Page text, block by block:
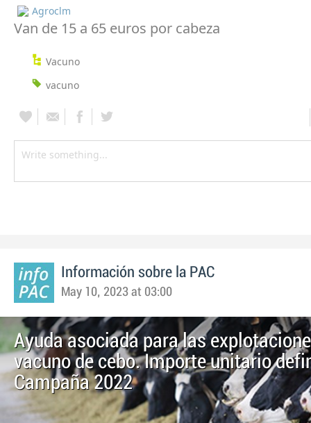
Agroclm
Van de 15 a 65 euros por cabeza
Vacuno
vacuno
Información sobre la PAC
May 10, 2023 at 03:00
Ayuda asociada para las
vacuno de cebo. Importe unitario
Campaña 2022